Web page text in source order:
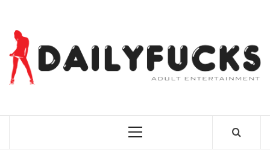
content
Primary